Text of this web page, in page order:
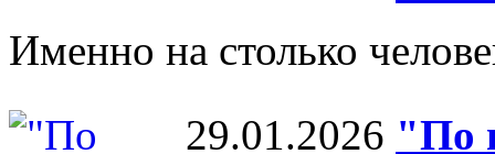
Именно на столько
29.01.2026 "По